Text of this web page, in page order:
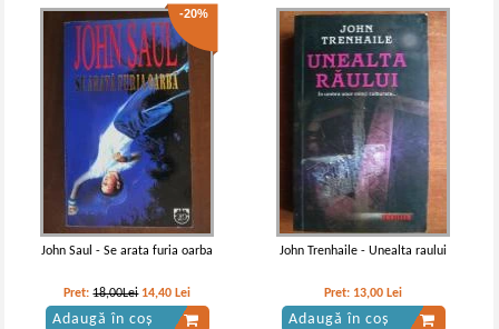
-20%
John Saul - Se arata furia oarba
Pret:18,00Lei 14,40 Lei
Adaugă în coș
John Trenhaile - Unealta raului
Pret: 13,00 Lei
Adaugă în coș